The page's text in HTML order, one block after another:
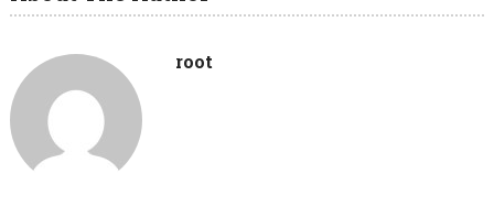
root